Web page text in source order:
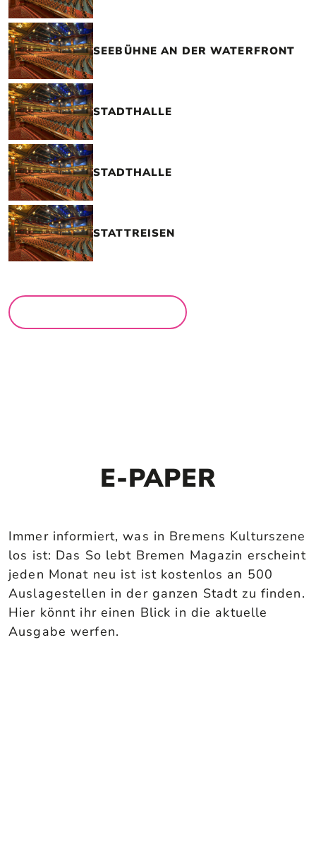
SEEBÜHNE AN DER WATERFRONT
STADTHALLE
STADTHALLE
STATTREISEN
E-PAPER
Immer informiert, was in Bremens Kulturszene
los ist: Das So lebt Bremen Magazin erscheint
jeden Monat neu ist ist kostenlos an 500
Auslagestellen in der ganzen Stadt zu finden.
Hier könnt ihr einen Blick in die aktuelle
Ausgabe werfen.